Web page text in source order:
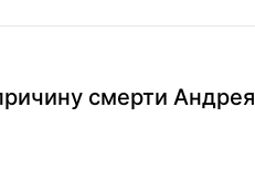
смерти Андрея